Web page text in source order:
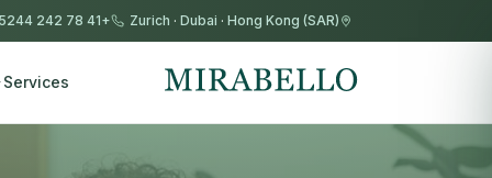
Zurich · Dubai · Hong Kong (SAR)
+41 78 242 5244
Services